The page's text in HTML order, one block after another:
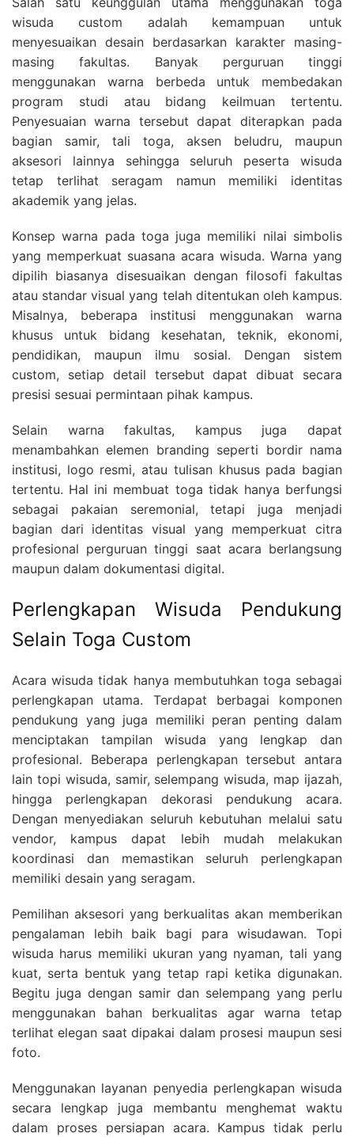
wisuda custom adalah kemampuan untuk
menyesuaikan desain berdasarkan karakter masing-
masing fakultas. Banyak perguruan tinggi
menggunakan warna berbeda untuk membedakan
program studi atau bidang keilmuan tertentu.
Penyesuaian warna tersebut dapat diterapkan pada
bagian samir, tali toga, aksen beludru, maupun
aksesori lainnya sehingga seluruh peserta wisuda
tetap terlihat seragam namun memiliki identitas
akademik yang jelas.
Konsep warna pada toga juga memiliki nilai simbolis
yang memperkuat suasana acara wisuda. Warna yang
dipilih biasanya disesuaikan dengan filosofi fakultas
atau standar visual yang telah ditentukan oleh kampus.
Misalnya, beberapa institusi menggunakan warna
khusus untuk bidang kesehatan, teknik, ekonomi,
pendidikan, maupun ilmu sosial. Dengan sistem
custom, setiap detail tersebut dapat dibuat secara
presisi sesuai permintaan pihak kampus.
Selain warna fakultas, kampus juga dapat
menambahkan elemen branding seperti bordir nama
institusi, logo resmi, atau tulisan khusus pada bagian
tertentu. Hal ini membuat toga tidak hanya berfungsi
sebagai pakaian seremonial, tetapi juga menjadi
bagian dari identitas visual yang memperkuat citra
profesional perguruan tinggi saat acara berlangsung
maupun dalam dokumentasi digital.
Perlengkapan Wisuda Pendukung
Selain Toga Custom
Acara wisuda tidak hanya membutuhkan toga sebagai
perlengkapan utama. Terdapat berbagai komponen
pendukung yang juga memiliki peran penting dalam
menciptakan tampilan wisuda yang lengkap dan
profesional. Beberapa perlengkapan tersebut antara
lain topi wisuda, samir, selempang wisuda, map ijazah,
hingga perlengkapan dekorasi pendukung acara.
Dengan menyediakan seluruh kebutuhan melalui satu
vendor, kampus dapat lebih mudah melakukan
koordinasi dan memastikan seluruh perlengkapan
memiliki desain yang seragam.
Pemilihan aksesori yang berkualitas akan memberikan
pengalaman lebih baik bagi para wisudawan. Topi
wisuda harus memiliki ukuran yang nyaman, tali yang
kuat, serta bentuk yang tetap rapi ketika digunakan.
Begitu juga dengan samir dan selempang yang perlu
menggunakan bahan berkualitas agar warna tetap
terlihat elegan saat dipakai dalam prosesi maupun sesi
foto.
Menggunakan layanan penyedia perlengkapan wisuda
secara lengkap juga membantu menghemat waktu
dalam proses persiapan acara. Kampus tidak perlu